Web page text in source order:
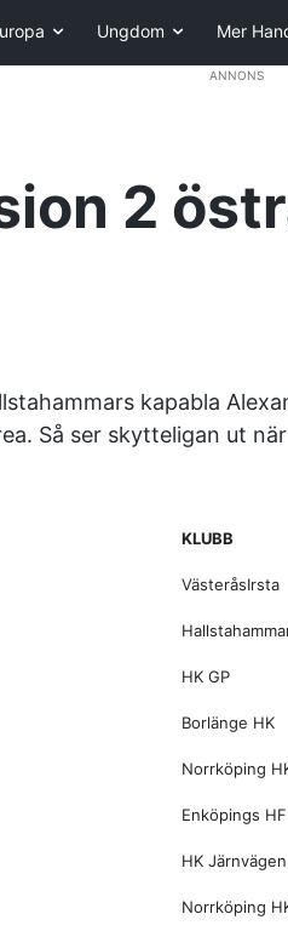
Ungdom Mer
ANNONS
2
kapabla
Så ser skytteligan ut
KLUBB
VästeråsIrsta
HK GP
Borlänge HK
Norrköping
Enköpings HF
HK Järnvägen
Norrköping